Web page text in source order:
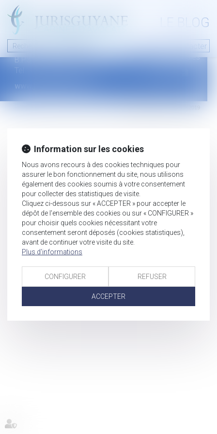
LE BLOG
Nous contacter
46 avenue de la liberté
B.P.315 - 97327 Cayenne Cedex
Tel : +594 594 29 45 35
www.jurisguyane.com
Mentions légales
Information sur les cookies
Nous avons recours à des cookies techniques pour
assurer le bon fonctionnement du site, nous utilisons
également des cookies soumis à votre consentement
pour collecter des statistiques de visite.
Cliquez ci-dessous sur « ACCEPTER » pour accepter le
dépôt de l'ensemble des cookies ou sur « CONFIGURER »
pour choisir quels cookies nécessitant votre
consentement seront déposés (cookies statistiques),
avant de continuer votre visite du site.
Plus d'informations
CONFIGURER REFUSER
ACCEPTER